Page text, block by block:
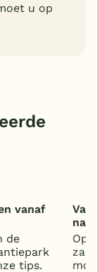
u op
vanaf
de
tips.
Op